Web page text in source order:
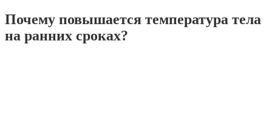
Почему повышается температура тела
на ранних сроках?